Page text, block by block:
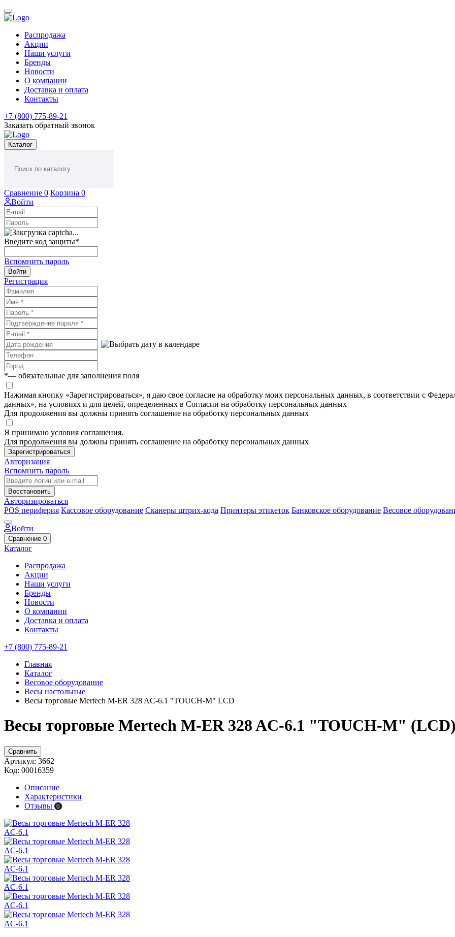
Распродажа
Акции
Наши услуги
Бренды
Новости
О компании
Доставка и оплата
Контакты
+7 (800) 775-89-21
Заказать обратный звонок
Каталог
Сравнение 0 Корзина 0
Войти
Введите код защиты*
Вспомнить пароль
Войти
Регистрация
*— обязательные для заполнения поля
Нажимая кнопку «Зарегистрироваться», я даю свое согласие на обработку моих персональных данных, в соответствии с
данных», на условиях и для целей, определенных в Согласии на обработку персональных данных
Для продолжения вы должны принять соглашение на обработку персональных данных
Я принимаю условия соглашения.
Для продолжения вы должны принять соглашение на обработку персональных данных
Зарегистрироваться
Авторизация
Вспомнить пароль
Восстановить
Авторизироваться
POS периферия Кассовое оборудование Сканеры штрих-кода Принтеры этикеток Банковское оборудование Весовое
Войти
Сравнение 0
Каталог
Распродажа
Акции
Наши услуги
Бренды
Новости
О компании
Доставка и оплата
Контакты
+7 (800) 775-89-21
Главная
Каталог
Весовое оборудование
Весы настольные
Весы торговые Mertech M-ER 328 AC-6.1 "TOUCH-M" LCD
Весы торговые Mertech M-ER 328 AC-6.1 "TOUCH-M"
Сравнить
Артикул: 3662
Код: 00016359
Описание
Характеристики
Отзывы 0